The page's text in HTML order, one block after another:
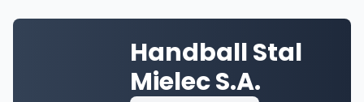
Handball Stal
Mielec S.A.